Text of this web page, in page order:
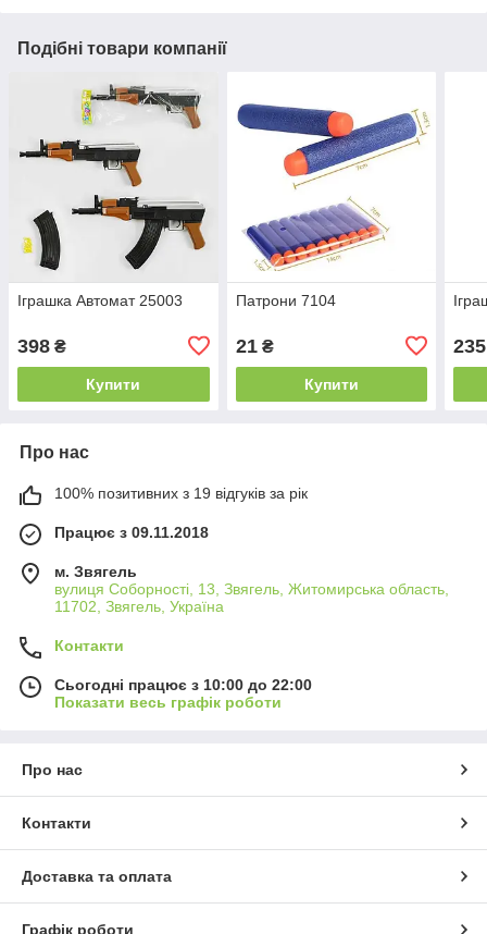
Подібні товари компанії
Іграшка Автомат 25003
398 ₴
Купити
Патрони 7104
21₴
Купити
235
Про нас
100% позитивних з 19 відгуків за рік
Працює з 09.11.2018
м. Звягель
вулиця Соборності, 13, Звягель, Житомирська область,
11702, Звягель, Україна
Контакти
Сьогодні працює з 10:00 до 22:00
Показати весь графік роботи
Про нас
Контакти
Доставка та оплата
Графік роботи